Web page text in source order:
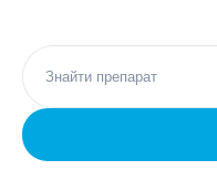
Неврологія
Фармаконагляд
Кар'єра